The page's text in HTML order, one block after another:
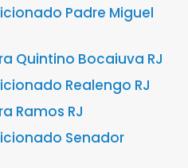
Padre Miguel
Quintino Bocaiuva RJ
Realengo RJ
Ramos RJ
Senador